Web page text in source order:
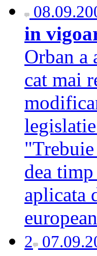
in
Orban a
cat mai
dea
aplicata
2